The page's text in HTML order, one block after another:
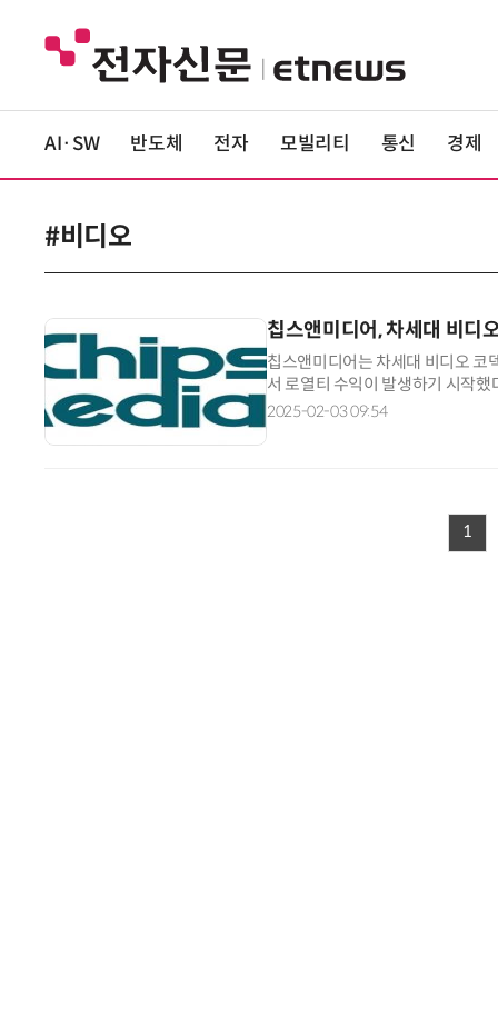
AI·SW 반도체 전자 모빌리티 통신 경제
#비디오
칩스앤미디어, 차세대 비디
칩스앤미디어는 차세대 비디오
서 로열티 수익이 발생하기 시작
연구원(ETRI)이 공동 출원한 것으
2025-02-03 09:54
1